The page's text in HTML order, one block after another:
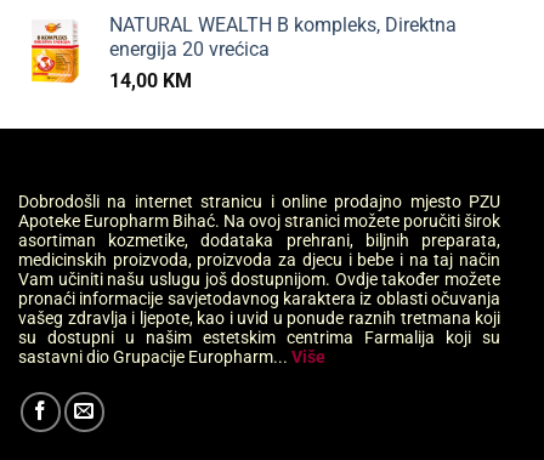
NATURAL WEALTH B kompleks, Direktna
energija 20 vrećica
14,00 KM
Dobrodošli na internet stranicu i online prodajno mjesto PZU
Apoteke Europharm Bihać. Na ovoj stranici možete poručiti širok
asortiman kozmetike, dodataka prehrani, biljnih preparata,
medicinskih proizvoda, proizvoda za djecu i bebe i na taj način
Vam učiniti našu uslugu još dostupnijom. Ovdje također možete
pronaći informacije savjetodavnog karaktera iz oblasti očuvanja
vašeg zdravlja i ljepote, kao i uvid u ponude raznih tretmana koji
su dostupni u našim estetskim centrima Farmalija koji su
sastavni dio Grupacije Europharm... Više